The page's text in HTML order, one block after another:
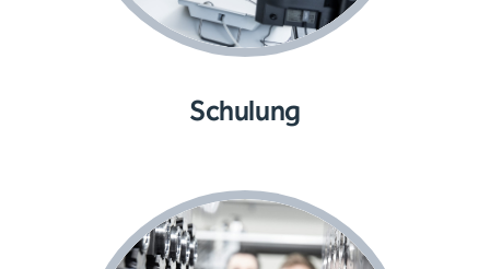
Schulung